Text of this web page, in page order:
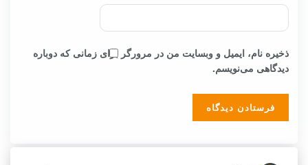
ذخیره نام، ایمیل و وبسایت من در مرورگر برای زمانی که دوباره
دیدگاهی می‌نویسم.